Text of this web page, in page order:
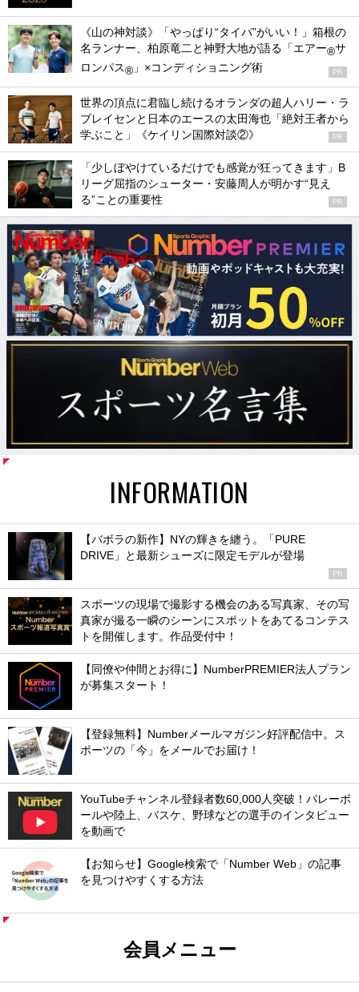
《山の神対談》「やっぱり“タイパ”がいい！」箱根の
名ランナー、柏原竜二と神野大地が語る「エアー®サ
ロンパス® 」×コンディショニング術 PR
世界の頂点に君臨し続けるオランダの超人ハリー・ラ
ブレイセンと日本のエースの太田海也「絶対王者から
学ぶこと」《ケイリン国際対談②》
PR
「少しぼやけているだけでも感覚が狂ってきます」B
リーグ屈指のシューター・安藤周人が明かす“見え
る”ことの重要性
PR
INFORMATION
【バボラの新作】NYの輝きを纏う。「PURE
DRIVE」と最新シューズに限定モデルが登場
PR
スポーツの現場で撮影する機会のある写真家、その写
真家が撮る一瞬のシーンにスポットをあてるコンテス
トを開催します。作品受付中！
【同僚や仲間とお得に】NumberPREMIER法人プラン
が募集スタート！
【登録無料】Numberメールマガジン好評配信中。ス
ポーツの「今」をメールでお届け！
YouTubeチャンネル登録者数60,000人突破！バレーボ
ールや陸上、バスケ、野球などの選手のインタビュー
を動画で
【お知らせ】Google検索で「Number Web」の記事
を見つけやすくする方法
会員メニュー